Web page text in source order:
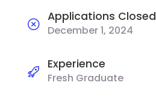
Applications Closed
December 1, 2024
Experience
Fresh Graduate